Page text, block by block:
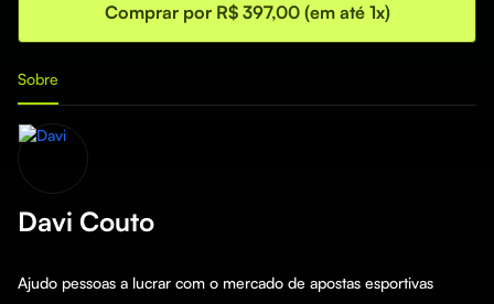
Comprar por R$ 397,00 (em até 1x)
Sobre
Davi Couto
Ajudo pessoas a lucrar com o mercado de apostas esportivas